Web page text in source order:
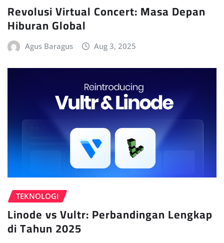
Revolusi Virtual Concert: Masa Depan
Hiburan Global
Agus Baragus Aug 3, 2025
TEKNOLOGI
Linode vs Vultr: Perbandingan Lengkap
di Tahun 2025